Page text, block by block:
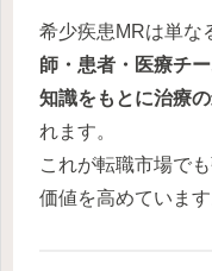
希少疾患MRは単な
師・患者・医療チ
知識をもとに治療
れます。
これが転職市場で
価値を高めています